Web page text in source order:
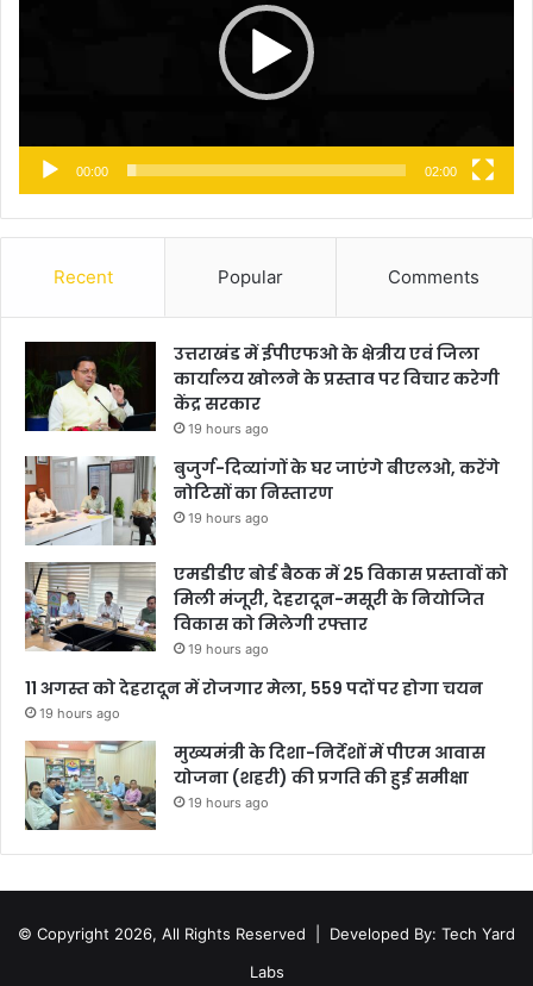
00:00 02:00
Recent Popular Comments
उत्तराखंड में ईपीएफओ के क्षेत्रीय एवं जिला
कार्यालय खोलने के प्रस्ताव पर विचार करेगी
केंद्र सरकार
19 hours ago
बुजुर्ग-दिव्यांगों के घर जाएंगे बीएलओ, करेंगे
नोटिसों का निस्तारण
19 hours ago
एमडीडीए बोर्ड बैठक में 25 विकास प्रस्तावों को
मिली मंजूरी, देहरादून-मसूरी के नियोजित
विकास को मिलेगी रफ्तार
19 hours ago
11 अगस्त को देहरादून में रोजगार मेला, 559 पदों पर होगा चयन
19 hours ago
मुख्यमंत्री के दिशा-निर्देशों में पीएम आवास
योजना (शहरी) की प्रगति की हुई समीक्षा
19 hours ago
© Copyright 2026, All Rights Reserved | Developed By: Tech Yard
Labs